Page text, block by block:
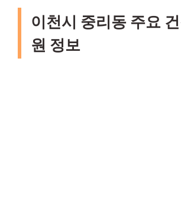
이천시 중리동 주요
원 정보